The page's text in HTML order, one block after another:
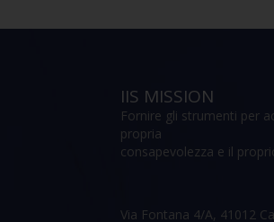
IIS MISSION
Fornire gli strumenti per
propria
consapevolezza e il
Via Fontana 4/A, 41012